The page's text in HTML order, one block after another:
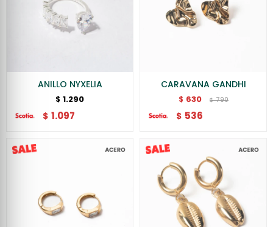
ANILLO NYXELIA
$ 1.290
$ 1.097
CARAVANA GANDHI
$ 630 $ 790
$ 536